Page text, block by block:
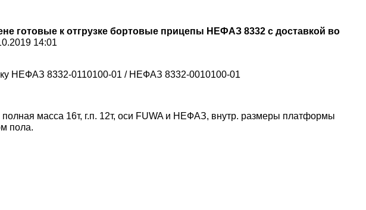
готовые к отгрузке бортовые прицепы НЕФАЗ 8332 с доставкой во
14:01
НЕФАЗ 8332-0110100-01 / НЕФАЗ 8332-0010100-01
масса 16т, г.п. 12т, оси FUWA и НЕФАЗ, внутр. размеры платформы
пола.